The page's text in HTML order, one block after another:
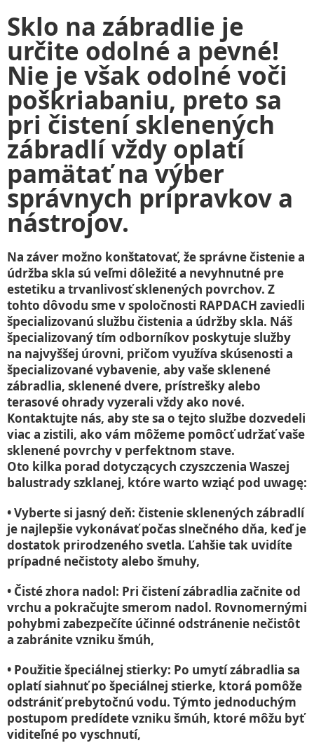
Sklo na zábradlie je
určite odolné a pevné!
Nie je však odolné voči
poškriabaniu, preto sa
pri čistení sklenených
zábradlí vždy oplatí
pamätať na výber
správnych prípravkov a
nástrojov.
Na záver možno konštatovať, že správne čistenie a
údržba skla sú veľmi dôležité a nevyhnutné pre
estetiku a trvanlivosť sklenených povrchov. Z
tohto dôvodu sme v spoločnosti RAPDACH zaviedli
špecializovanú službu čistenia a údržby skla. Náš
špecializovaný tím odborníkov poskytuje služby
na najvyššej úrovni, pričom využíva skúsenosti a
špecializované vybavenie, aby vaše sklenené
zábradlia, sklenené dvere, prístrešky alebo
terasové ohrady vyzerali vždy ako nové.
Kontaktujte nás, aby ste sa o tejto službe dozvedeli
viac a zistili, ako vám môžeme pomôcť udržať vaše
sklenené povrchy v perfektnom stave.
Oto kilka porad dotyczących czyszczenia Waszej
balustrady szklanej, które warto wziąć pod uwagę:
• Vyberte si jasný deň: čistenie sklenených zábradlí
je najlepšie vykonávať počas slnečného dňa, keď je
dostatok prirodzeného svetla. Ľahšie tak uvidíte
prípadné nečistoty alebo šmuhy,
• Čisté zhora nadol: Pri čistení zábradlia začnite od
vrchu a pokračujte smerom nadol. Rovnomernými
pohybmi zabezpečíte účinné odstránenie nečistôt
a zabránite vzniku šmúh,
• Použitie špeciálnej stierky: Po umytí zábradlia sa
oplatí siahnuť po špeciálnej stierke, ktorá pomôže
odstrániť prebytočnú vodu. Týmto jednoduchým
postupom predídete vzniku šmúh, ktoré môžu byť
viditeľné po vyschnutí,